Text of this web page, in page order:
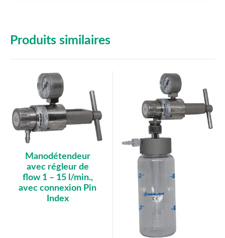
Produits similaires
Manodétendeur
avec régleur de
flow 1 – 15 l/min.,
avec connexion Pin
Index